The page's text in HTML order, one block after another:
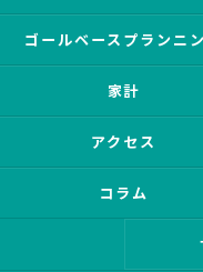
ゴールベースプランニ
家計
アクセス
コラム